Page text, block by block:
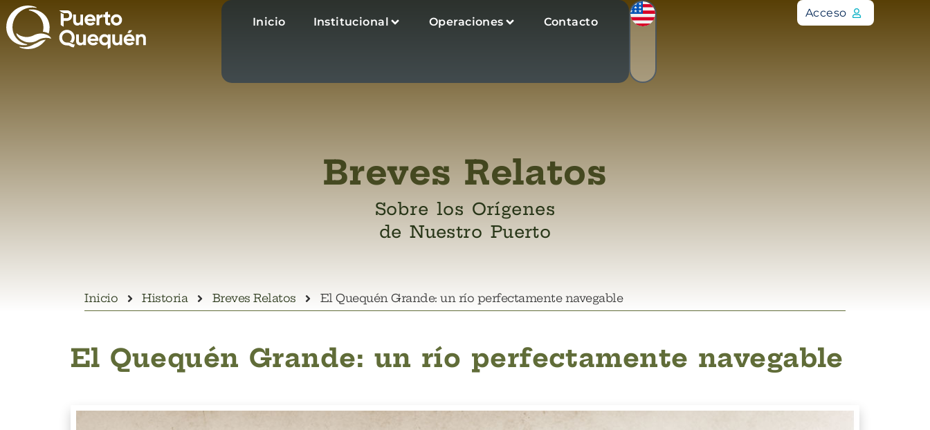
Inicio Institucional Operaciones Contacto
Acceso
Breves Relatos
Sobre los Orígenes
de Nuestro Puerto
Inicio Historia Breves Relatos El Quequén Grande: un río perfectamente navegable
El Quequén Grande: un río perfectamente navegable